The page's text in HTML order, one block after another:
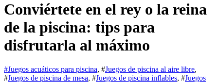
Conviértete en el rey o la reina
de la piscina: tips para
disfrutarla al máximo
#Juegos acuáticos para piscina, #Juegos de piscina al aire libre,
#Juegos de piscina de mesa, #Juegos de piscina inflables, #Juegos